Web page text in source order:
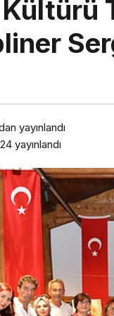
yayınlandı
yayınlandı